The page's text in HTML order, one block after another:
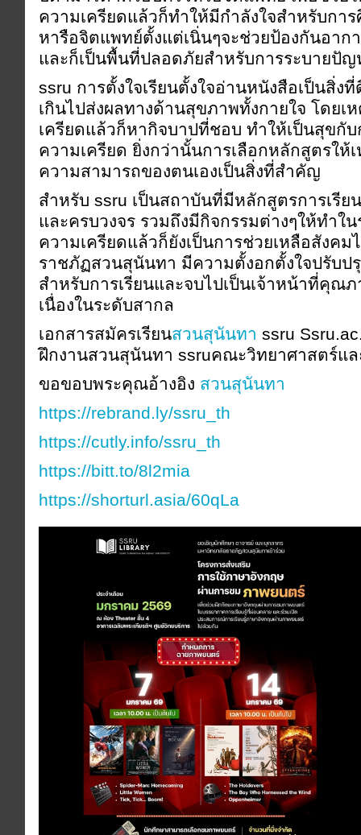
ความเครียดแล้วก็ทำให้มีกำลังใจสำหรับกา
หารือจิตแพทย์ตั้งแต่เนิ่นๆจะช่วยป้องกันอาก
และก็เป็นพื้นที่ปลอดภัยสำหรับการระบายปั
ssru การตั้งใจเรียนตั้งใจอ่านหนังสือเป็นสิ่ง
เกินไปส่งผลทางด้านสุขภาพทั้งกายใจ โดยเ
เครียดแล้วก็หากิจบาปที่ชอบ ทำให้เป็นสุขกับ
ความเครียด ยิ่งกว่านั้นการเลือกหลักสูตรให้
ความสามารถของตนเองเป็นสิ่งที่สำคัญ
สำหรับ ssru เป็นสถาบันที่มีหลักสูตรการเรี
และครบวงจร รวมถึงมีกิจกรรมต่างๆให้ทำใ
ความเครียดแล้วก็ยังเป็นการช่วยเหลือสังค
ราชภัฏสวนสุนันทา มีความตั้งอกตั้งใจปรับป
สำหรับการเรียนและจบไปเป็นเจ้าหน้าที่คุณ
เนื่องในระดับสากล
เอกสารสมัครเรียนสวนสุนันทา ssru
ฝึกงานสวนสุนันทา ssruคณะวิทยาศาสตร์แล
ขอขอบพระคุณอ้างอิง สวนสุนันทา
https://rebrand.ly/ssru_th
https://cutly.info/ssru_th
https://bitt.to/8l2mia
https://shorturl.asia/60qLa